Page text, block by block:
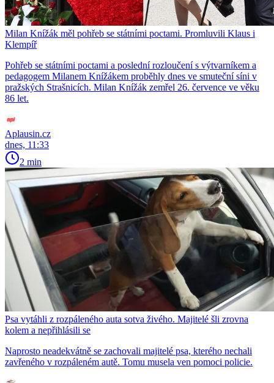
Milan Knížák měl pohřeb se státními poctami. Promluvili Klaus i
Klempíř
Pohřeb se státními poctami a poslední rozloučení s výtvarníkem a
pedagogem Milanem Knížákem proběhly dnes ve smuteční síni v
pražských Strašnicích. Milan Knížák zemřel 26. července ve věku
86 let.
Aplausin.cz
dnes, 11:33
2 min
Psa vytáhli z rozpáleného auta sotva živého. Majitelé šli zrovna
kolem a nepřihlásili se
Naprosto neadekvátně se zachovali majitelé psa, kterého nechali
zavřeného v rozpáleném autě. Tomu musela ven pomoci policie.